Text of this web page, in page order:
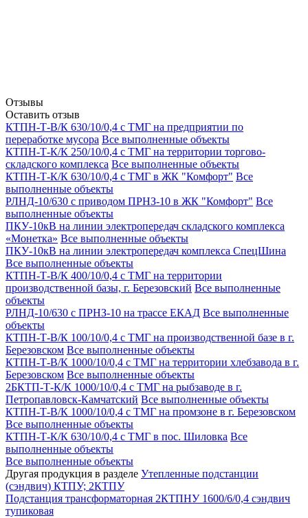
Отзывы
Оставить отзыв
КТПН-Т-В/К 630/10/0,4 с ТМГ на предприятии по
переработке мусора Все выполненные объекты
КТПН-Т-К/К 250/10/0,4 с ТМГ на территории торгово-
складского комплекса Все выполненные объекты
КТПН-Т-К/К 630/10/0,4 с ТМГ в ЖК "Комфорт" Все
выполненные объекты
РЛНД-10/630 с приводом ПРНЗ-10 в ЖК "Комфорт" Все
выполненные объекты
ПКУ-10кВ на линии электропередач складского комплекса
«Монетка» Все выполненные объекты
ПКУ-10кВ на линии электропередач комплекса СпецШина
Все выполненные объекты
КТПН-Т-В/К 400/10/0,4 с ТМГ на территории
производственной базы, г. Березовский Все выполненные
объекты
РЛНД-10/630 с ПРНЗ-10 на трассе ЕКАД Все выполненные
объекты
КТПН-Т-В/К 100/10/0,4 с ТМГ на производственной базе в г.
Березовском Все выполненные объекты
КТПН-Т-В/К 1000/10/0,4 с ТМГ на территории хлебзавода в г.
Березовском Все выполненные объекты
2БКТП-Т-К/К 1000/10/0,4 с ТМГ на рыбзаводе в г.
Петропавловск-Камчатский Все выполненные объекты
КТПН-Т-В/К 1000/10/0,4 с ТМГ на промзоне в г. Березовском
Все выполненные объекты
КТПН-Т-К/К 630/10/0,4 с ТМГ в пос. Шиловка Все
выполненные объекты
Все выполненные объекты
Другая продукция в разделе Утепленные подстанции
(сэндвич) КТПУ; 2КТПУ
Подстанция трансформаторная 2КТПНУ 1600/6/0,4 сэндвич
тупиковая